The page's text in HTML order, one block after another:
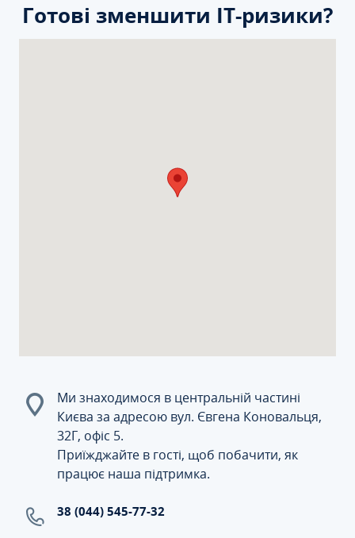
Готові зменшити ІТ-ризики?
Ми знаходимося в центральній частині
Києва за адресою вул. Євгена Коновальця,
32Г, офіс 5.
Приїжджайте в гості, щоб побачити, як
працює наша підтримка.
38 (044) 545-77-32